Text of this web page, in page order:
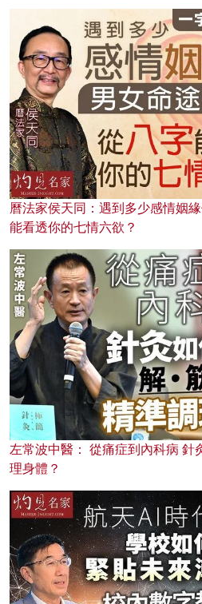
曆法家侯天同：遇到多少感情姻
能看透你的七情六欲？
左常波中醫： 從痛症到內科病 針
理身體？